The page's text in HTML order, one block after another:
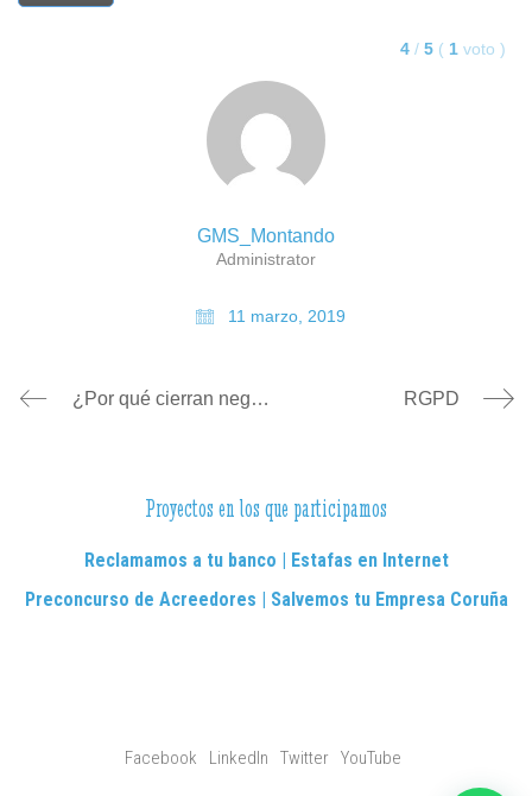
4 / 5 ( 1 voto )
GMS_Montando
Administrator
11 marzo, 2019
¿Por qué cierran negocios en las ciudades? (I) RGPD
Proyectos en los que participamos
Reclamamos a tu banco | Estafas en Internet
Preconcurso de Acreedores | Salvemos tu Empresa Coruña
Facebook LinkedIn Twitter YouTube